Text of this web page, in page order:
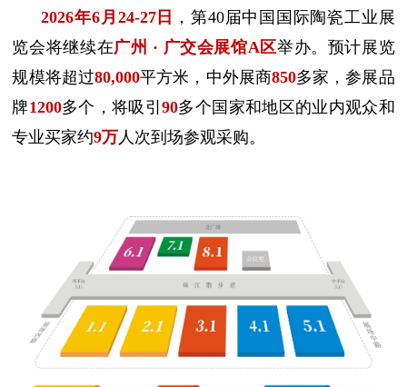
2026年6月24-27日
，第40届中国国际陶瓷工业展
览会将继续在广州 · 广交会展馆A区举办。预计展览
规模将超过80,000平方米，中外展商850多家，参展品
牌1200多个，将吸引90多个国家和地区的业内观众和
专业买家约9万人次到场参观采购。